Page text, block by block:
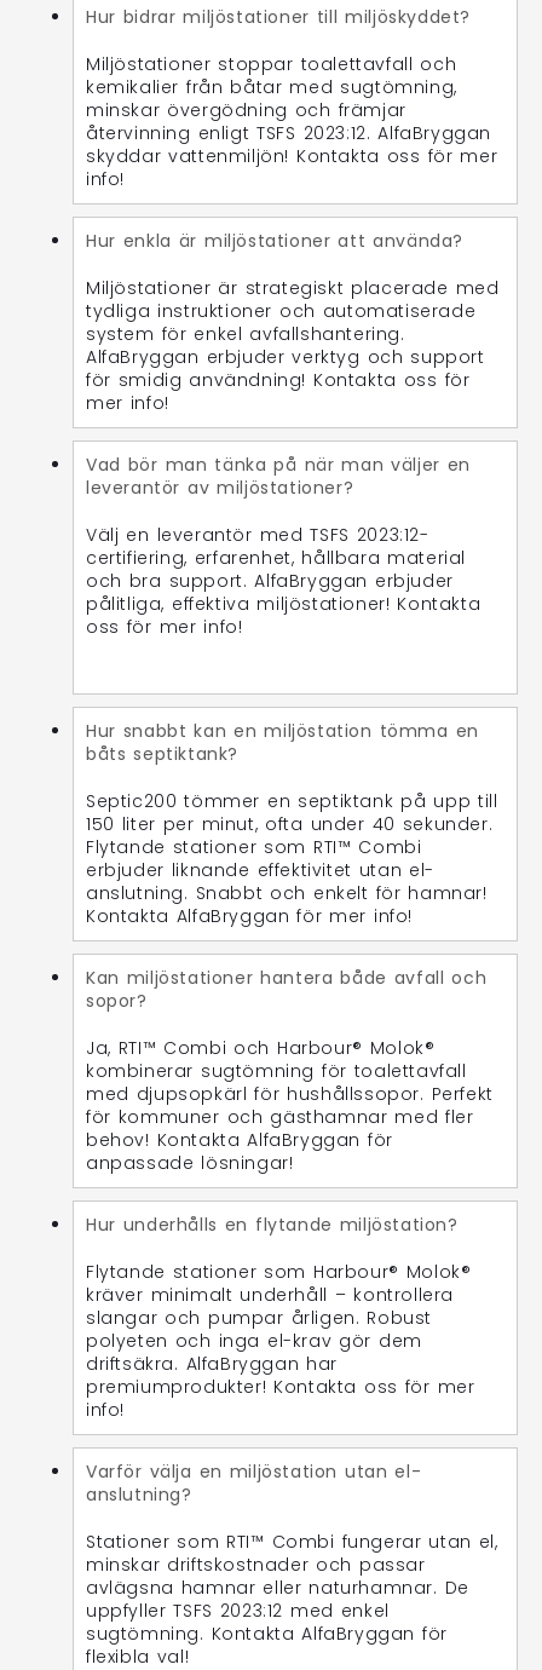
Hur bidrar miljöstationer till miljöskyddet?
Miljöstationer stoppar toalettavfall och
kemikalier från båtar med sugtömning,
minskar övergödning och främjar
återvinning enligt TSFS 2023:12. AlfaBryggan
skyddar vattenmiljön! Kontakta oss för mer
info!
Hur enkla är miljöstationer att använda?
Miljöstationer är strategiskt placerade med
tydliga instruktioner och automatiserade
system för enkel avfallshantering.
AlfaBryggan erbjuder verktyg och support
för smidig användning! Kontakta oss för
mer info!
Vad bör man tänka på när man väljer en
leverantör av miljöstationer?
Välj en leverantör med TSFS 2023:12-
certifiering, erfarenhet, hållbara material
och bra support. AlfaBryggan erbjuder
pålitliga, effektiva miljöstationer! Kontakta
oss för mer info!
Hur snabbt kan en miljöstation tömma en
båts septiktank?
Septic200 tömmer en septiktank på upp till
150 liter per minut, ofta under 40 sekunder.
Flytande stationer som RTI™ Combi
erbjuder liknande effektivitet utan el-
anslutning. Snabbt och enkelt för hamnar!
Kontakta AlfaBryggan för mer info!
Kan miljöstationer hantera både avfall och
sopor?
Ja, RTI™ Combi och Harbour® Molok®
kombinerar sugtömning för toalettavfall
med djupsopkärl för hushållssopor. Perfekt
för kommuner och gästhamnar med fler
behov! Kontakta AlfaBryggan för
anpassade lösningar!
Hur underhålls en flytande miljöstation?
Flytande stationer som Harbour® Molok®
kräver minimalt underhåll – kontrollera
slangar och pumpar årligen. Robust
polyeten och inga el-krav gör dem
driftsäkra. AlfaBryggan har
premiumprodukter! Kontakta oss för mer
info!
Varför välja en miljöstation utan el-
anslutning?
Stationer som RTI™ Combi fungerar utan el,
minskar driftskostnader och passar
avlägsna hamnar eller naturhamnar. De
uppfyller TSFS 2023:12 med enkel
sugtömning. Kontakta AlfaBryggan för
flexibla val!